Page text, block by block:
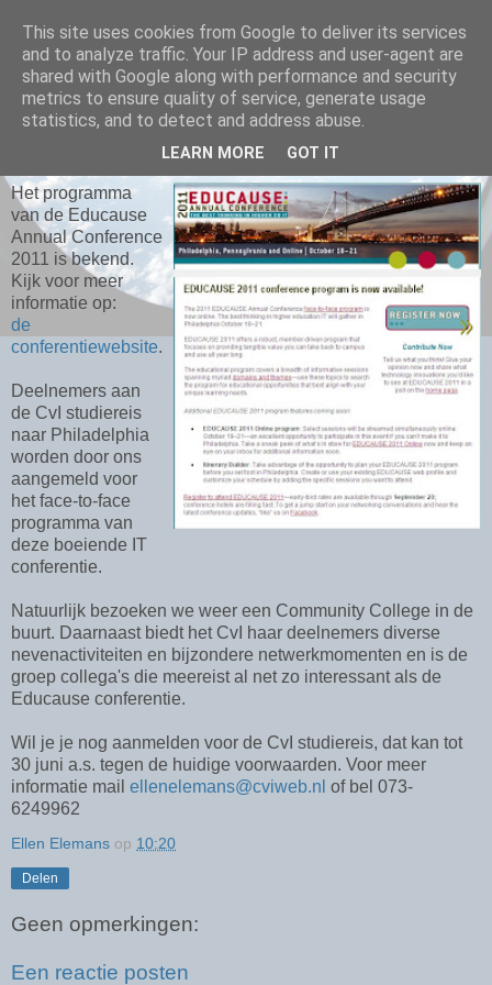
MAANDAG 20 JUNI 2011
Programma Educause 2011 bekend
Het programma
van de Educause
Annual Conference
2011 is bekend.
Kijk voor meer
informatie op:
de
conferentiewebsite.
Deelnemers aan
de CvI studiereis
naar Philadelphia
worden door ons
aangemeld voor
het face-to-face
programma van
deze boeiende IT
conferentie.
Natuurlijk bezoeken we weer een Community College in de
buurt. Daarnaast biedt het CvI haar deelnemers diverse
nevenactiviteiten en bijzondere netwerkmomenten en is de
groep collega's die meereist al net zo interessant als de
Educause conferentie.
Wil je je nog aanmelden voor de CvI studiereis, dat kan tot
30 juni a.s. tegen de huidige voorwaarden. Voor meer
informatie mail ellenelemans@cviweb.nl of bel 073-
6249962
Ellen Elemans op 10:20
Delen
Geen opmerkingen:
Een reactie posten
This site uses cookies from Google to deliver its services
and to analyze traffic. Your IP address and user-agent are
shared with Google along with performance and security
metrics to ensure quality of service, generate usage
statistics, and to detect and address abuse.
LEARN MORE GOT IT